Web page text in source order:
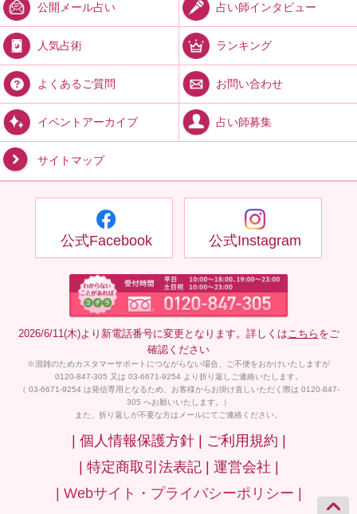
公開メール占い 占い師インタビュー
人気占術 ランキング
よくあるご質問 お問い合わせ
イベントアーカイブ 占い師募集
サイトマップ
公式Facebook 公式Instagram
2026/6/11(木)より新電話番号に変更となります。詳しくは こちら をご
確認ください
※混雑のためカスタマーサポートにつながらない場合、ご不便をおかけいたしますが
0120-847-305 又は 03-6671-9254 より折り返しご連絡いたします。
（ 03-6671-9254 は発信専用となるため、お客様からお掛け直しいただく際は 0120-847-
305 へお願いいたします。）
また、折り返しが不要な方はメールにてご連絡ください。
| 個人情報保護方針 | ご利用規約 |
| 特定商取引法表記 | 運営会社 |
| Webサイト・プライバシーポリシー |